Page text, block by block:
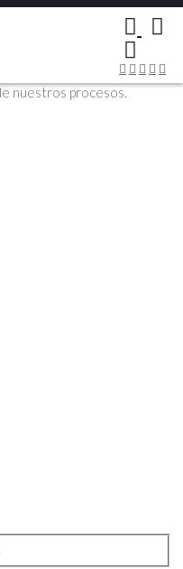
sus opiniones son muy
nuestros procesos.